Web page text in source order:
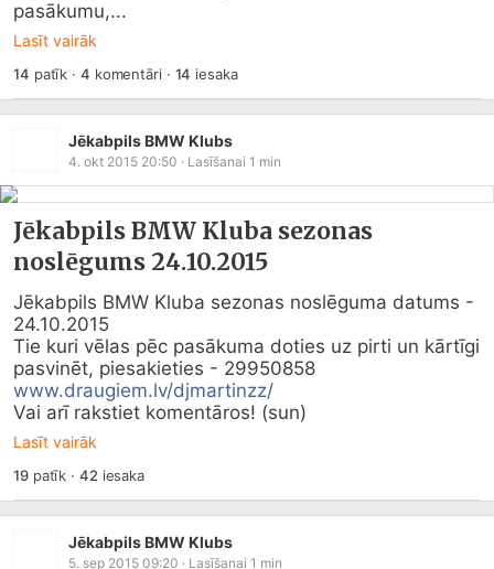
pasākumu,...
Lasīt vairāk
14 patīk · 4 komentāri · 14 iesaka
Jēkabpils BMW Klubs
4. okt 2015 20:50 · Lasīšanai 1 min
Jēkabpils BMW Kluba sezonas
noslēgums 24.10.2015
Jēkabpils BMW Kluba sezonas noslēguma datums -
24.10.2015
Tie kuri vēlas pēc pasākuma doties uz pirti un kārtīgi
www.draugiem.lv/djmartinzz/
Vai arī rakstiet komentāros! (sun)
Lasīt vairāk
19patīk · 42 iesaka
Jēkabpils BMW Klubs
5. sep 2015 09:20 · Lasīšanai 1 min